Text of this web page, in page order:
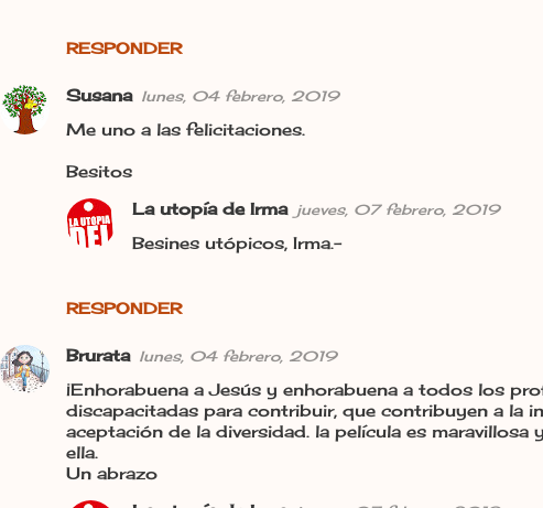
RESPONDER
Susana lunes, 04 febrero, 2019
Me uno a las felicitaciones.
Besitos
RESPONDER
La utopía de Irma jueves, 07 febrero, 2019
Besines utópicos, Irma.-
Brurata lunes, 04 febrero, 2019
¡Enhorabuena a Jesús y enhorabuena a todos los
discapacitadas para contribuir, que contribuyen a la
aceptación de la diversidad. la película es
ella.
Un abrazo